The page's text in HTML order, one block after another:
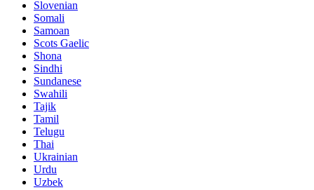
Slovenian
Somali
Samoan
Scots Gaelic
Shona
Sindhi
Sundanese
Swahili
Tajik
Tamil
Telugu
Thai
Ukrainian
Urdu
Uzbek